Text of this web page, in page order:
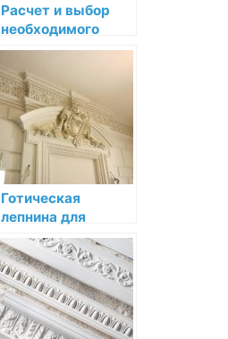
Расчет и выбор
необходимого
количества
декоративной
лепнины
Готическая
лепнина для
интерьера:
возвращение к
классике